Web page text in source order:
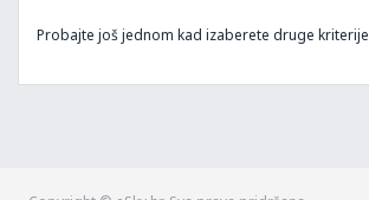
Probajte još jednom kad izaberete druge kriterije